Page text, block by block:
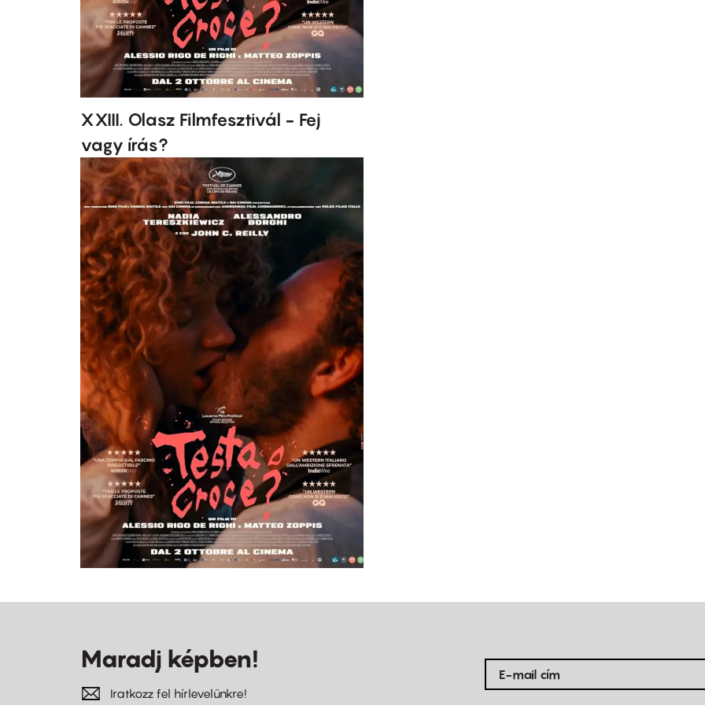
XXIII. Olasz Filmfesztivál - Fej
vagy írás?
Maradj képben!
Iratkozz fel hírlevelünkre!